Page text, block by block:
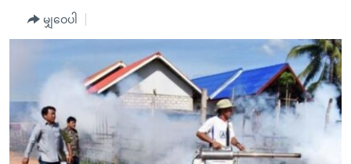
ပင်မ
အ
ညွန်း
အစ္စရေး-ပါလက်စတိုင်း
အင်္ဂလိပ်စာလေ့လာမယ်
အမေရိကန်သုံးအီဒီယံ
မကြေးမုံရဲ့ အင်္ဂလိပ်စာ
ရုပ်ရှင်ထဲက အင်္ဂလိပ်စာ
သုတပဒေသာ အင်္ဂလိပ်စာ
အပတ်စဉ်ကဏ္ဍများ
ရေဒီယို
တီဗွီ
ရေဒီယိုနှင့်ရုပ်သံ အချက်အလက်များ
ရေဒီယို/တီဗွီအစီအစဉ်
Learning English
မျှဝေပါ